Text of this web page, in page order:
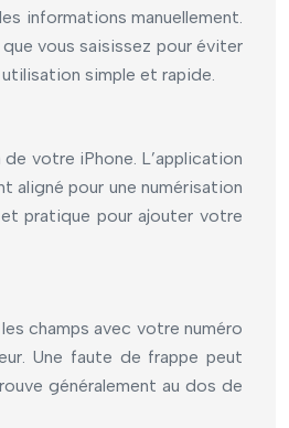
informations manuellement.
vous saisissez pour éviter
simple et rapide.
votre iPhone. L’application
aligné pour une numérisation
pratique pour ajouter votre
champs avec votre numéro
Une faute de frappe peut
généralement au dos de